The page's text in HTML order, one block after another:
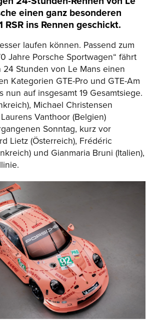
einen ganz besonderen
RSR ins Rennen geschickt.
laufen können. Passend zum
Jahre Porsche Sportwagen“ fährt
24 Stunden von Le Mans einen
Kategorien GTE-Pro und GTE-Am
nun auf insgesamt 19 Gesamtsiege.
Michael Christensen
Vanthoor (Belgien)
Sonntag, kurz vor
Lietz (Österreich), Frédéric
und Gianmaria Bruni (Italien),